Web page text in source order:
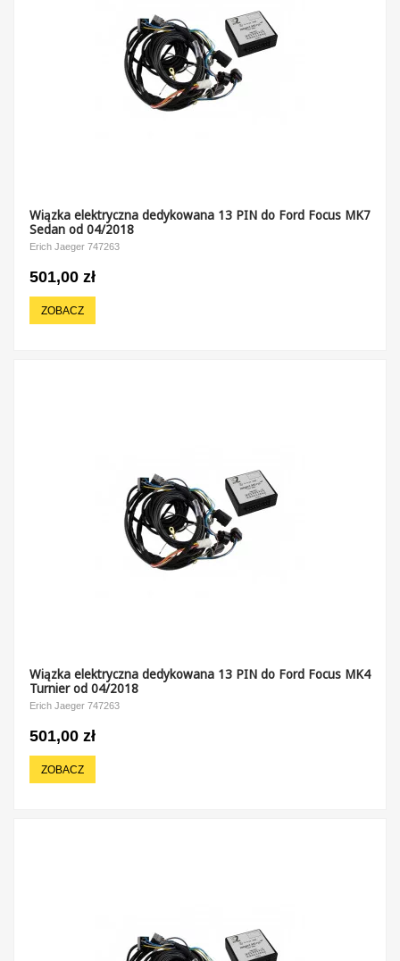
Wiązka elektryczna dedykowana 13 PIN do Ford Focus MK7
Sedan od 04/2018
Erich Jaeger 747263
501,00 zł
ZOBACZ
Wiązka elektryczna dedykowana 13 PIN do Ford Focus MK4
Turnier od 04/2018
Erich Jaeger 747263
501,00 zł
ZOBACZ